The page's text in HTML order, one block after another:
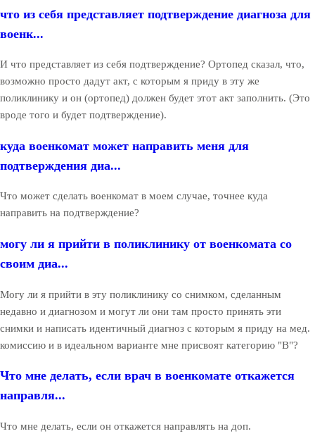
что из себя представляет подтверждение диагноза для
военк...
И что представляет из себя подтверждение? Ортопед сказал, что,
возможно просто дадут акт, с которым я приду в эту же
поликлинику и он (ортопед) должен будет этот акт заполнить. (Это
вроде того и будет подтверждение).
куда военкомат может направить меня для
подтверждения диа...
Что может сделать военкомат в моем случае, точнее куда
направить на подтверждение?
могу ли я прийти в поликлинику от военкомата со
своим диа...
Могу ли я прийти в эту поликлинику со снимком, сделанным
недавно и диагнозом и могут ли они там просто принять эти
снимки и написать идентичный диагноз с которым я приду на мед.
комиссию и в идеальном варианте мне присвоят категорию "В"?
Что мне делать, если врач в военкомате откажется
направля...
Что мне делать, если он откажется направлять на доп.